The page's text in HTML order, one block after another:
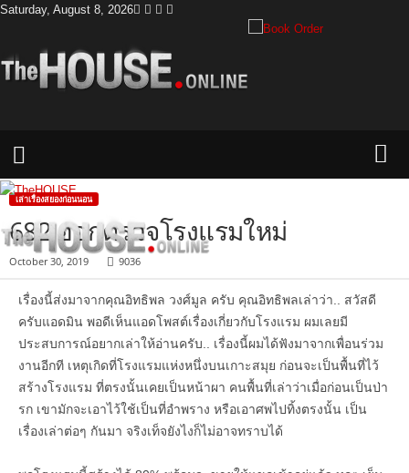
Saturday, August 8, 2026
o
s
เล่าเรื่องสยองก่อนนอน
682 ออกตรวจโรงแรมใหม่
October 30, 2019 9036
เรื่องนี้ส่งมาจากคุณอิทธิพล วงศ์มูล ครับ คุณอิทธิพลเล่าว่า.. สวัสดี
ครับแอดมิน พอดีเห็นแอดโพสต์เรื่องเกี่ยวกับโรงแรม ผมเลยมี
ประสบการณ์อยากเล่าให้อ่านครับ.. เรื่องนี้ผมได้ฟังมาจากเพื่อนร่วม
งานอีกที เหตุเกิดที่โรงแรมแห่งหนึ่งบนเกาะสมุย ก่อนจะเป็นพื้นที่ไว้
สร้างโรงแรม ที่ตรงนั้นเคยเป็นหน้าผา คนพื้นที่เล่าว่าเมื่อก่อนเป็นป่า
รก เขามักจะเอาไว้ใช้เป็นที่อำพราง หรือเอาศพไปทิ้งตรงนั้น เป็น
เรื่องเล่าต่อๆ กันมา จริงเท็จยังไงก็ไม่อาจทราบได้